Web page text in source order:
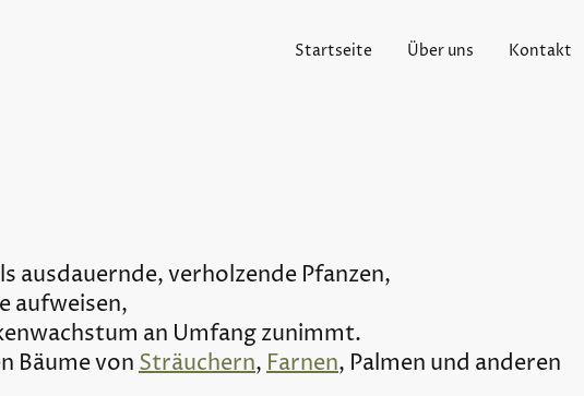
Startseite Über uns Kontakt
ausdauernde, verholzende Pfanzen,
aufweisen,
an Umfang zunimmt.
Bäume vonSträuchern,Farnen, Palmen und anderen